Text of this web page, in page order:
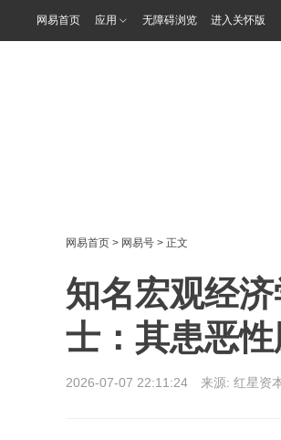
网易首页 应用 无障碍浏览 进入关怀版
网易首页 > 网易号 > 正文
知名宏观经
士：其患恶
2026-07-07 22:11:24 来源: 红星资